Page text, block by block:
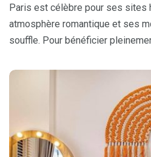
Paris est célèbre pour ses sites
atmosphère romantique et ses
souffle. Pour bénéficier